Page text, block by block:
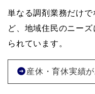
単なる調剤業務だけ
ど、地域住民のニー
られています。
産休・育休実績